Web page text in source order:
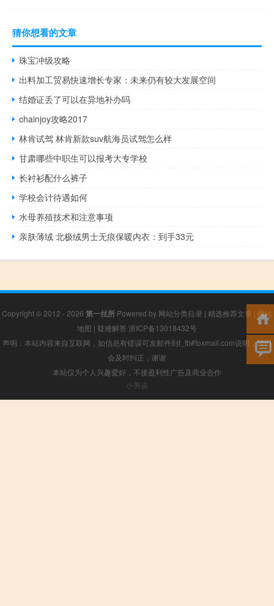
猜你想看的文章
珠宝冲级攻略
出料加工贸易快速增长专家：未来仍有较大发展空间
结婚证丢了可以在异地补办吗
chainjoy攻略2017
林肯试驾 林肯新款suv航海员试驾怎么样
甘肃哪些中职生可以报考大专学校
长衬衫配什么裤子
学校会计待遇如何
水母养殖技术和注意事项
亲肤薄绒 北极绒男士无痕保暖内衣：到手33元
Copyright © 2012 - 2026 第一丝所 Powered by 网站分类目录 | 精选推荐文章 | 网站
地图 | 疑难解答 浙ICP备13018432号
声明：本站内容来自互联网，如信息有错误可发邮件到f_fb#foxmail.com说明，我们
会及时纠正，谢谢
本站仅为个人兴趣爱好，不接盈利性广告及商业合作
小男孩